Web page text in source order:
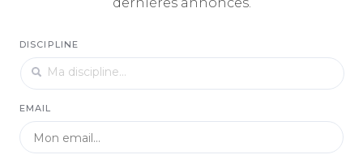
DISCIPLINE
EMAIL